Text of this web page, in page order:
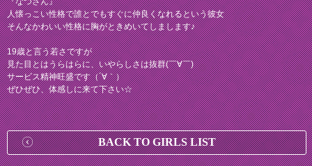
人懐っこい性格で誰とでもすぐに仲良くなれるという彼女
そんなかわいい性格に胸がときめいてしまします♪
19歳と言う若さですが
見た目とはうらはらに、いやらしさは抜群(￣∀￣)
サービス精神旺盛です（´∀｀）
ぜひぜひ、体感しに来て下さい☆
BACK TO GIRLS LIST